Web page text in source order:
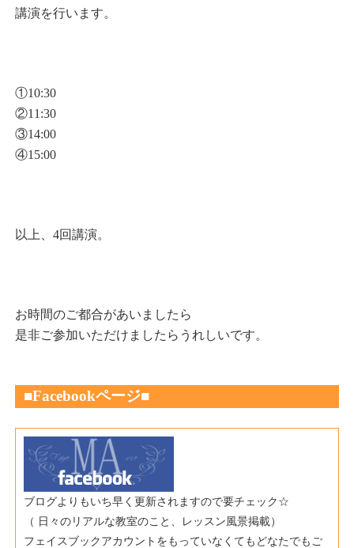
講演を行います。
①10:30
②11:30
③14:00
④15:00
以上、4回講演。
お時間のご都合があいましたら
是非ご参加いただけましたらうれしいです。
■Facebookページ■
ブログよりもいち早く更新されますので要チェック☆
（ 日々のリアルな教室のこと、レッスン風景掲載）
フェイスブックアカウントをもっていなくてもどなたでもご